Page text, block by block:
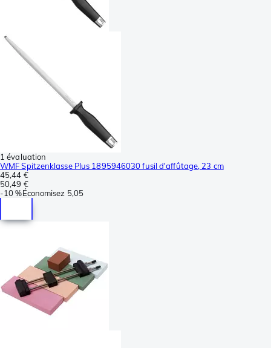
1 évaluation
WMF Spitzenklasse Plus 1895946030 fusil d'affûtage, 23 cm
45,44 €
50,49 €
-10 %Économisez 5,05